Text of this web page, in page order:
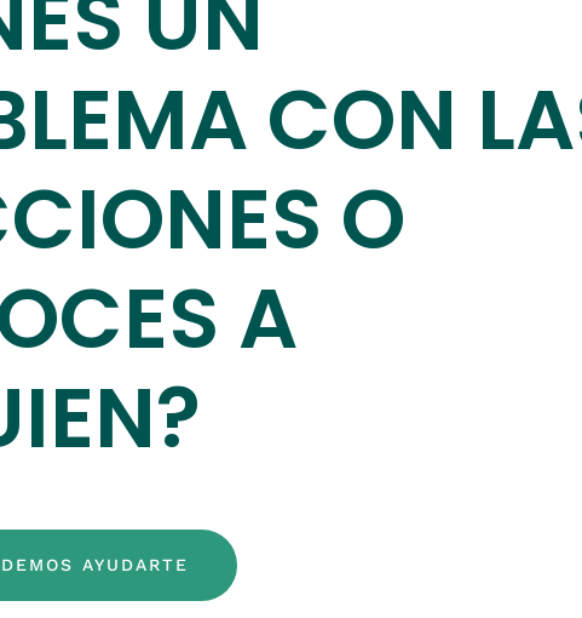
CON
O
A
AYUDARTE